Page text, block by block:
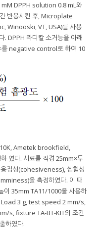
DPPH solution 0.8 mL와
반응시킨 후, Microplate
Winooski, VT, USA)를 사용
. DPPH 라디칼 소거능을 아래
를 negative control로 하여 10
Ametek brookfield,
였다. 시료를 직경 25mm×두
집성(cohesiveness), 씹힘성
을 측정하였다. 이 때
이 35mm TA11/1000을 사용하
3 g, test speed 2 mm/s,
s, fixture TA-BT-KIT의 조건
하였다.